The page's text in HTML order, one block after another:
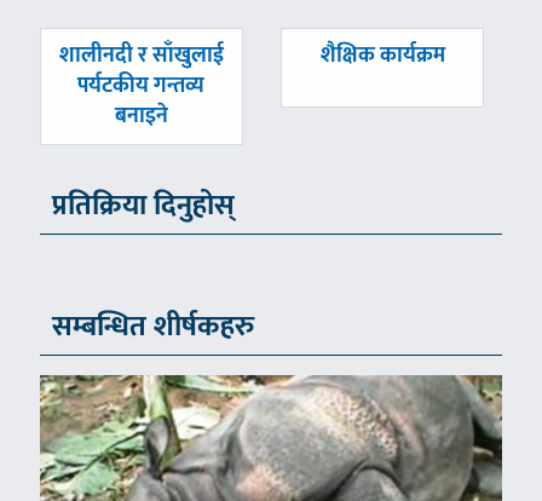
पछिल्लाे
शालीनदी र साँखुलाई
पर्यटकीय गन्तव्य
बनाइने
अघिल्लाे
शैक्षिक कार्यक्रम
प्रतिक्रिया दिनुहोस्
सम्बन्धित शीर्षकहरु